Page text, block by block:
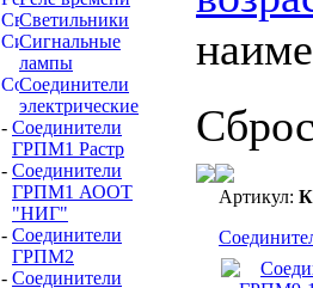
Светильники
Сигнальные
лампы
Соединители
электрические
- Соединители
ГРПМ1 Растр
- Соединители
ГРПМ1 АООТ
"НИГ"
- Соединители
ГРПМ2
- Соединители
Артикул: